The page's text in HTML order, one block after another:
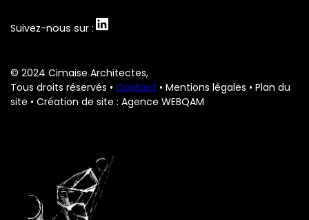
Suivez-nous sur : LinkedIn
© 2024 Cimaise Architectes,
Tous droits réservés • Contact • Mentions légales • Plan du
site • Création de site : Agence WEBQAM